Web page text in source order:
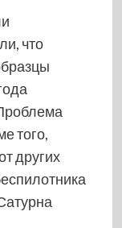
что
того,
других